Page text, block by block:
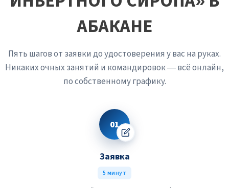
АБАКАНЕ
Пять шагов от заявки до удостоверения у вас на руках.
Никаких очных занятий и командировок — всё онлайн,
по собственному графику.
01
Заявка
5 минут